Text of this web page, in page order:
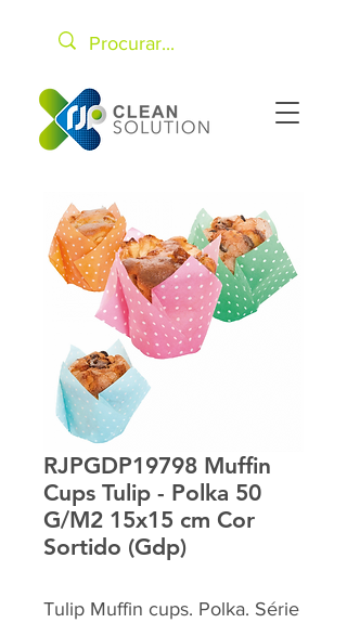
RJPGDP19798 Muffin
Cups Tulip - Polka 50
G/M2 15x15 cm Cor
Sortido (Gdp)
Tulip Muffin cups. Polka. Série